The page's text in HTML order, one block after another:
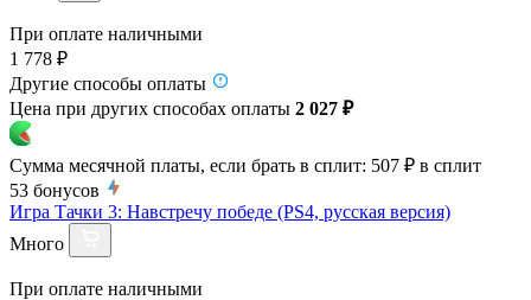
При оплате наличными
1 778 ₽
Другие способы оплаты
Цена при других способах оплаты 2 027 ₽
Сумма месячной платы, если брать в сплит: 507 ₽ в сплит
53 бонусов
Игра Тачки 3: Навстречу победе (PS4, русская версия)
Много
При оплате наличными